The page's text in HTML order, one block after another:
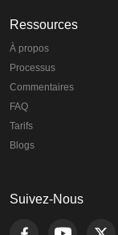
Ressources
À propos
Processus
Commentaires
FAQ
Tarifs
Blogs
Suivez-Nous